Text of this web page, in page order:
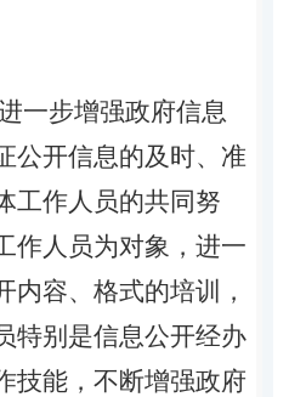
一步增强政府信息
公开信息的及时、准
工作人员的共同努
作人员为对象，进一
内容、格式的培训，
特别是信息公开经办
技能，不断增强政府